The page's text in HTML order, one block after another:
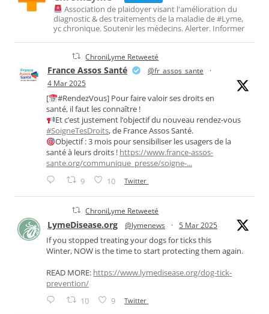
Association de plaidoyer visant l'amélioration du
diagnostic & des traitements de la maladie de #Lyme,
yc chronique. Soutenir les médecins. Alerter. Informer
ChroniLyme Retweeté
France Assos Santé @fr_assos_sante
·
4 Mar 2025
[
#RendezVous] Pour faire valoir ses droits en
santé, il faut les connaître !
Et c’est justement l’objectif du nouveau rendez-vous
#SoigneTesDroits, de France Assos Santé.
Objectif : 3 mois pour sensibiliser les usagers de la
santé à leurs droits ! https://www.france-assos-
sante.org/communique_presse/soigne-...
9 10 Twitter
ChroniLyme Retweeté
LymeDisease.org @lymenews · 5 Mar 2025
If you stopped treating your dogs for ticks this
Winter, NOW is the time to start protecting them again.
READ MORE: https://www.lymedisease.org/dog-tick-
prevention/
10 9 Twitter